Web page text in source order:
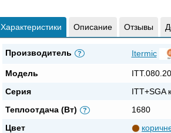
Характеристики Описание Отзывы
Производитель ? Itermic
Модель
Серия
ITT+SGA
Теплоотдача (Вт)
?
1680
Цвет